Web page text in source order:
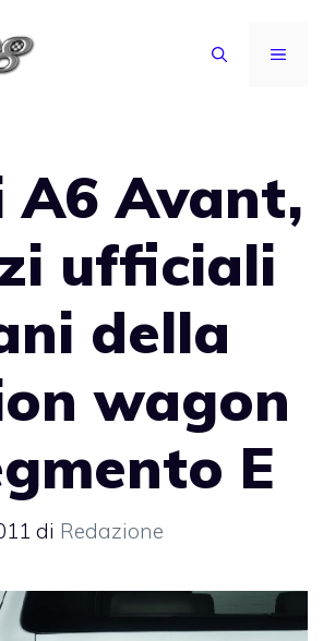
MENU
A6 Avant,
ufficiali
della
wagon
E
di Redazione